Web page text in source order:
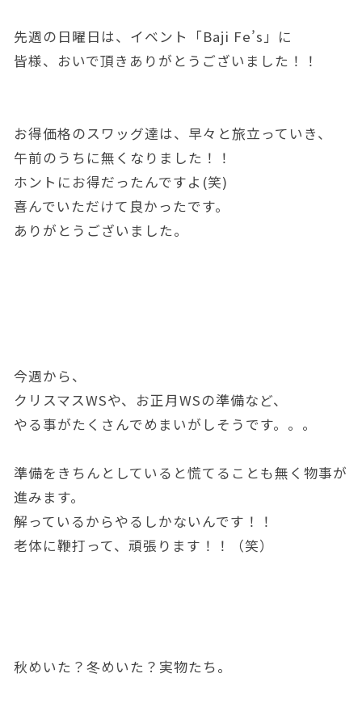
先週の日曜日は、イベント「Baji Fe’s」に
皆様、おいで頂きありがとうございました！！
お得価格のスワッグ達は、早々と旅立っていき、
午前のうちに無くなりました！！
ホントにお得だったんですよ(笑)
喜んでいただけて良かったです。
ありがとうございました。
今週から、
クリスマスWSや、お正月WSの準備など、
やる事がたくさんでめまいがしそうです。。。
準備をきちんとしていると慌てることも無く物事が
進みます。
解っているからやるしかないんです！！
老体に鞭打って、頑張ります！！（笑）
秋めいた？冬めいた？実物たち。